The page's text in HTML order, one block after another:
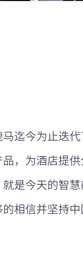
迄今为止迭
，为酒店提
是今天的智
相信并坚持